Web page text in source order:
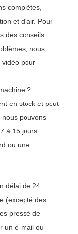
complètes,
et d'air. Pour
des conseils
nous
vidéo pour
?
en stock et peut
nous pouvons
à 15 jours
ou une
délai de 24
(excepté des
pressé de
un e-mail ou